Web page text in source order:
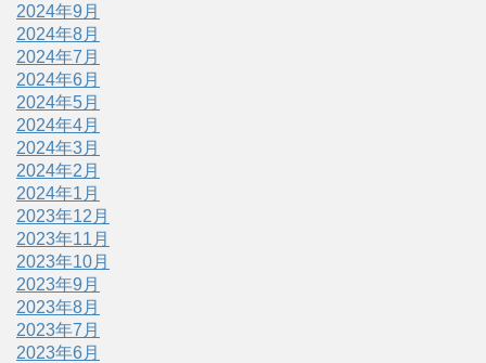
2024年9月
2024年8月
2024年7月
2024年6月
2024年5月
2024年4月
2024年3月
2024年2月
2024年1月
2023年12月
2023年11月
2023年10月
2023年9月
2023年8月
2023年7月
2023年6月